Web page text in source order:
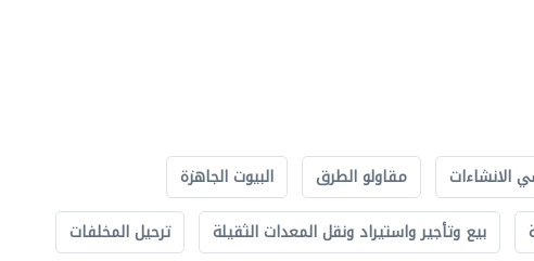
الانشاءات مقاولو الطرق
البيوت الجاهزة
بيع وتأجير واستيراد ونقل المعدات الثقيلة
ترحيل المخلفات